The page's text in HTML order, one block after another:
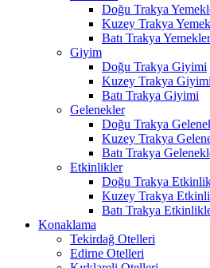
Doğu Trakya
Kuzey Trakya
Batı Trakya
Giyim
Doğu Trakya Giyimi
Kuzey Trakya Giyimi
Batı Trakya Giyimi
Gelenekler
Doğu Trakya
Kuzey Trakya
Batı Trakya
Etkinlikler
Doğu Trakya
Kuzey Trakya
Batı Trakya
Konaklama
Tekirdağ Otelleri
Edirne Otelleri